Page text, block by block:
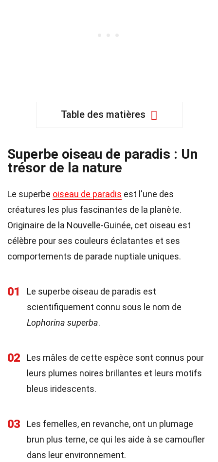
Table des matières
Superbe oiseau de paradis : Un
trésor de la nature
Le superbe oiseau de paradis est l'une des
créatures les plus fascinantes de la planète.
Originaire de la Nouvelle-Guinée, cet oiseau est
célèbre pour ses couleurs éclatantes et ses
comportements de parade nuptiale uniques.
01
Le superbe oiseau de paradis est
scientifiquement connu sous le nom de
Lophorina superba.
02
Les mâles de cette espèce sont connus pour
leurs plumes noires brillantes et leurs motifs
bleus iridescents.
03
Les femelles, en revanche, ont un plumage
brun plus terne, ce qui les aide à se camoufler
dans leur environnement.